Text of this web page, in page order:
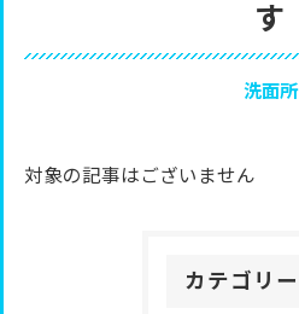
す
洗面所
対象の記事はございません
カテゴリー